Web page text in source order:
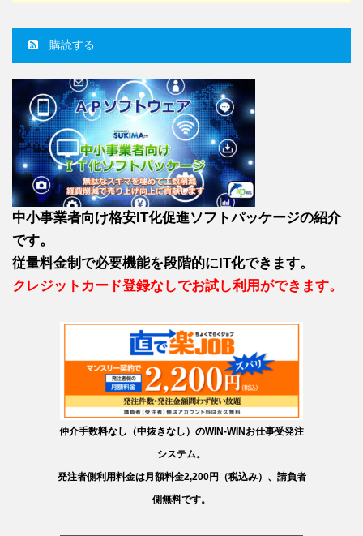
購読する
中小事業者向け格安IT化促進ソフトパッケージの紹介
です。
従量料金制で必要機能を段階的にIT化できます。
クレジットカード登録なしでお試し利用ができます。
仲介手数料なし（中抜きなし）のWIN-WINお仕事受発注
システム。
発注者側利用料金は月額料金2,200円（税込み）、請負者
側無料です。